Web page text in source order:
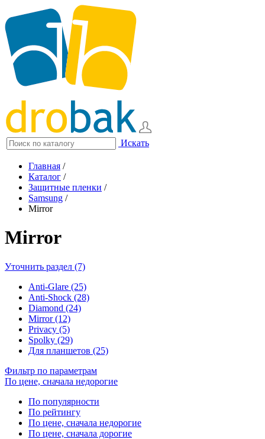
Искать
Главная /
Каталог /
Защитные пленки /
Samsung /
Mirror
Mirror
Уточнить раздел (7)
Anti-Glare (25)
Anti-Shock (28)
Diamond (24)
Mirror (12)
Privacy (5)
Spolky (29)
Для планшетов (25)
Фильтр по параметрам
По цене, сначала недорогие
По популярности
По рейтингу
По цене, сначала недорогие
По цене, сначала дорогие